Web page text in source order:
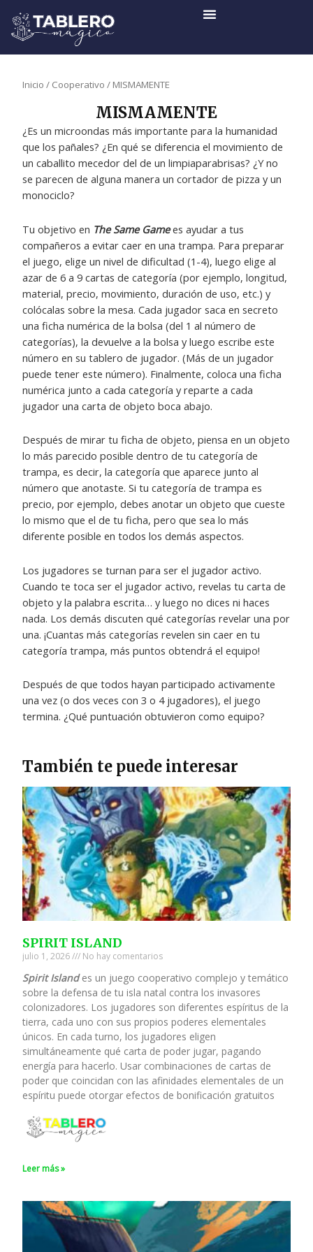
contenido
Inicio / Cooperativo / MISMAMENTE
MISMAMENTE
¿Es un microondas más importante para la humanidad
que los pañales? ¿En qué se diferencia el movimiento de
un caballito mecedor del de un limpiaparabrisas? ¿Y no
se parecen de alguna manera un cortador de pizza y un
monociclo?
Tu objetivo en The Same Gamees ayudar a tus
compañeros a evitar caer en una trampa. Para preparar
el juego, elige un nivel de dificultad (1-4), luego elige al
azar de 6 a 9 cartas de categoría (por ejemplo, longitud,
material, precio, movimiento, duración de uso, etc.) y
colócalas sobre la mesa. Cada jugador saca en secreto
una ficha numérica de la bolsa (del 1 al número de
categorías), la devuelve a la bolsa y luego escribe este
número en su tablero de jugador. (Más de un jugador
puede tener este número). Finalmente, coloca una ficha
numérica junto a cada categoría y reparte a cada
jugador una carta de objeto boca abajo.
Después de mirar tu ficha de objeto, piensa en un objeto
lo más parecido posible dentro de tu categoría de
trampa, es decir, la categoría que aparece junto al
número que anotaste. Si tu categoría de trampa es
precio, por ejemplo, debes anotar un objeto que cueste
lo mismo que el de tu ficha, pero que sea lo más
diferente posible en todos los demás aspectos.
Los jugadores se turnan para ser el jugador activo.
Cuando te toca ser el jugador activo, revelas tu carta de
objeto y la palabra escrita… y luego no dices ni haces
nada. Los demás discuten qué categorías revelar una por
una. ¡Cuantas más categorías revelen sin caer en tu
categoría trampa, más puntos obtendrá el equipo!
Después de que todos hayan participado activamente
una vez (o dos veces con 3 o 4 jugadores), el juego
termina. ¿Qué puntuación obtuvieron como equipo?
También te puede interesar
SPIRIT ISLAND
julio 1, 2026 No hay comentarios
Spirit Islandes un juego cooperativo complejo y temático
sobre la defensa de tu isla natal contra los invasores
colonizadores. Los jugadores son diferentes espíritus de la
tierra, cada uno con sus propios poderes elementales
únicos. En cada turno, los jugadores eligen
simultáneamente qué carta de poder jugar, pagando
energía para hacerlo. Usar combinaciones de cartas de
poder que coincidan con las afinidades elementales de un
espíritu puede otorgar efectos de bonificación gratuitos
Leer más »